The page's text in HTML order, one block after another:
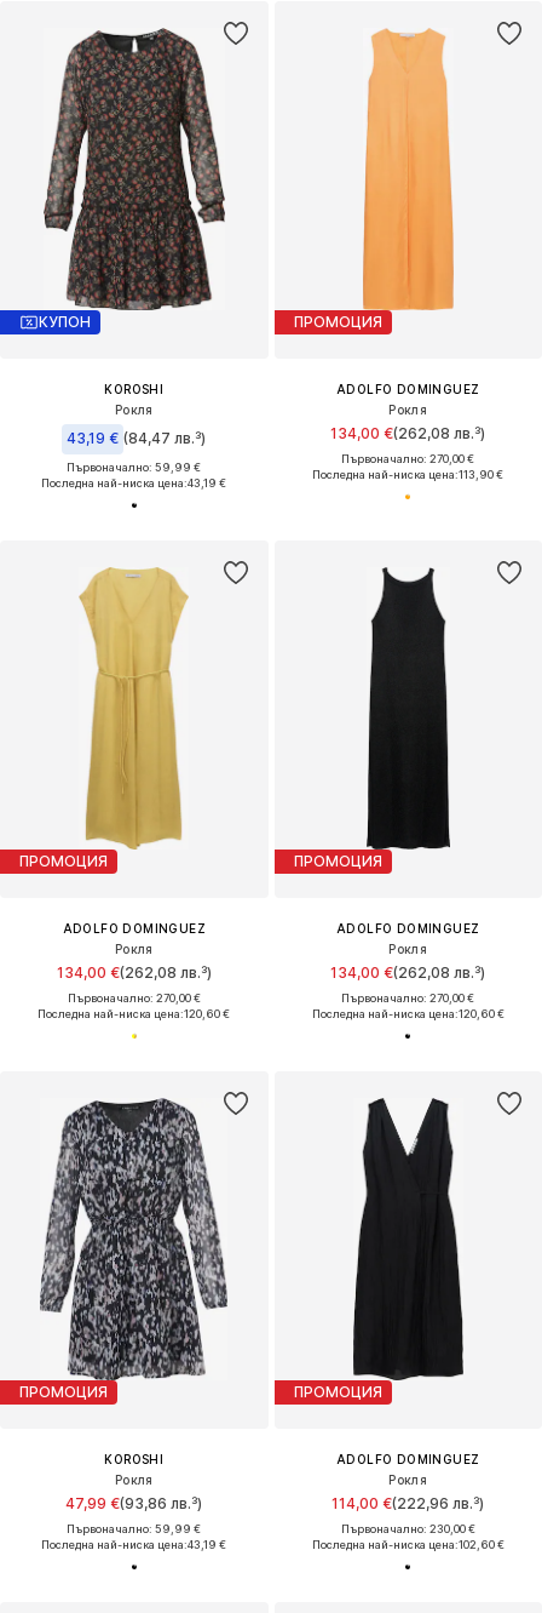
КУПОН
KOROSHI
Рокля
43,19 € (84,47 лв.³)
Първоначално: 59,99 €
Последна най-ниска цена:43,19 €
ПРОМОЦИЯ
ADOLFO DOMINGUEZ
Рокля
134,00 €(262,08 лв.³)
Първоначално: 270,00 €
Последна най-ниска цена:113,90 €
ПРОМОЦИЯ
ADOLFO DOMINGUEZ
Рокля
134,00 €(262,08 лв.³)
Първоначално: 270,00 €
Последна най-ниска цена:120,60 €
ПРОМОЦИЯ
ADOLFO DOMINGUEZ
Рокля
134,00 €(262,08 лв.³)
Първоначално: 270,00 €
Последна най-ниска цена:120,60 €
ПРОМОЦИЯ
KOROSHI
Рокля
47,99 €(93,86 лв.³)
Първоначално: 59,99 €
Последна най-ниска цена:43,19 €
ПРОМОЦИЯ
ADOLFO DOMINGUEZ
Рокля
114,00 €(222,96 лв.³)
Първоначално: 230,00 €
Последна най-ниска цена:102,60 €